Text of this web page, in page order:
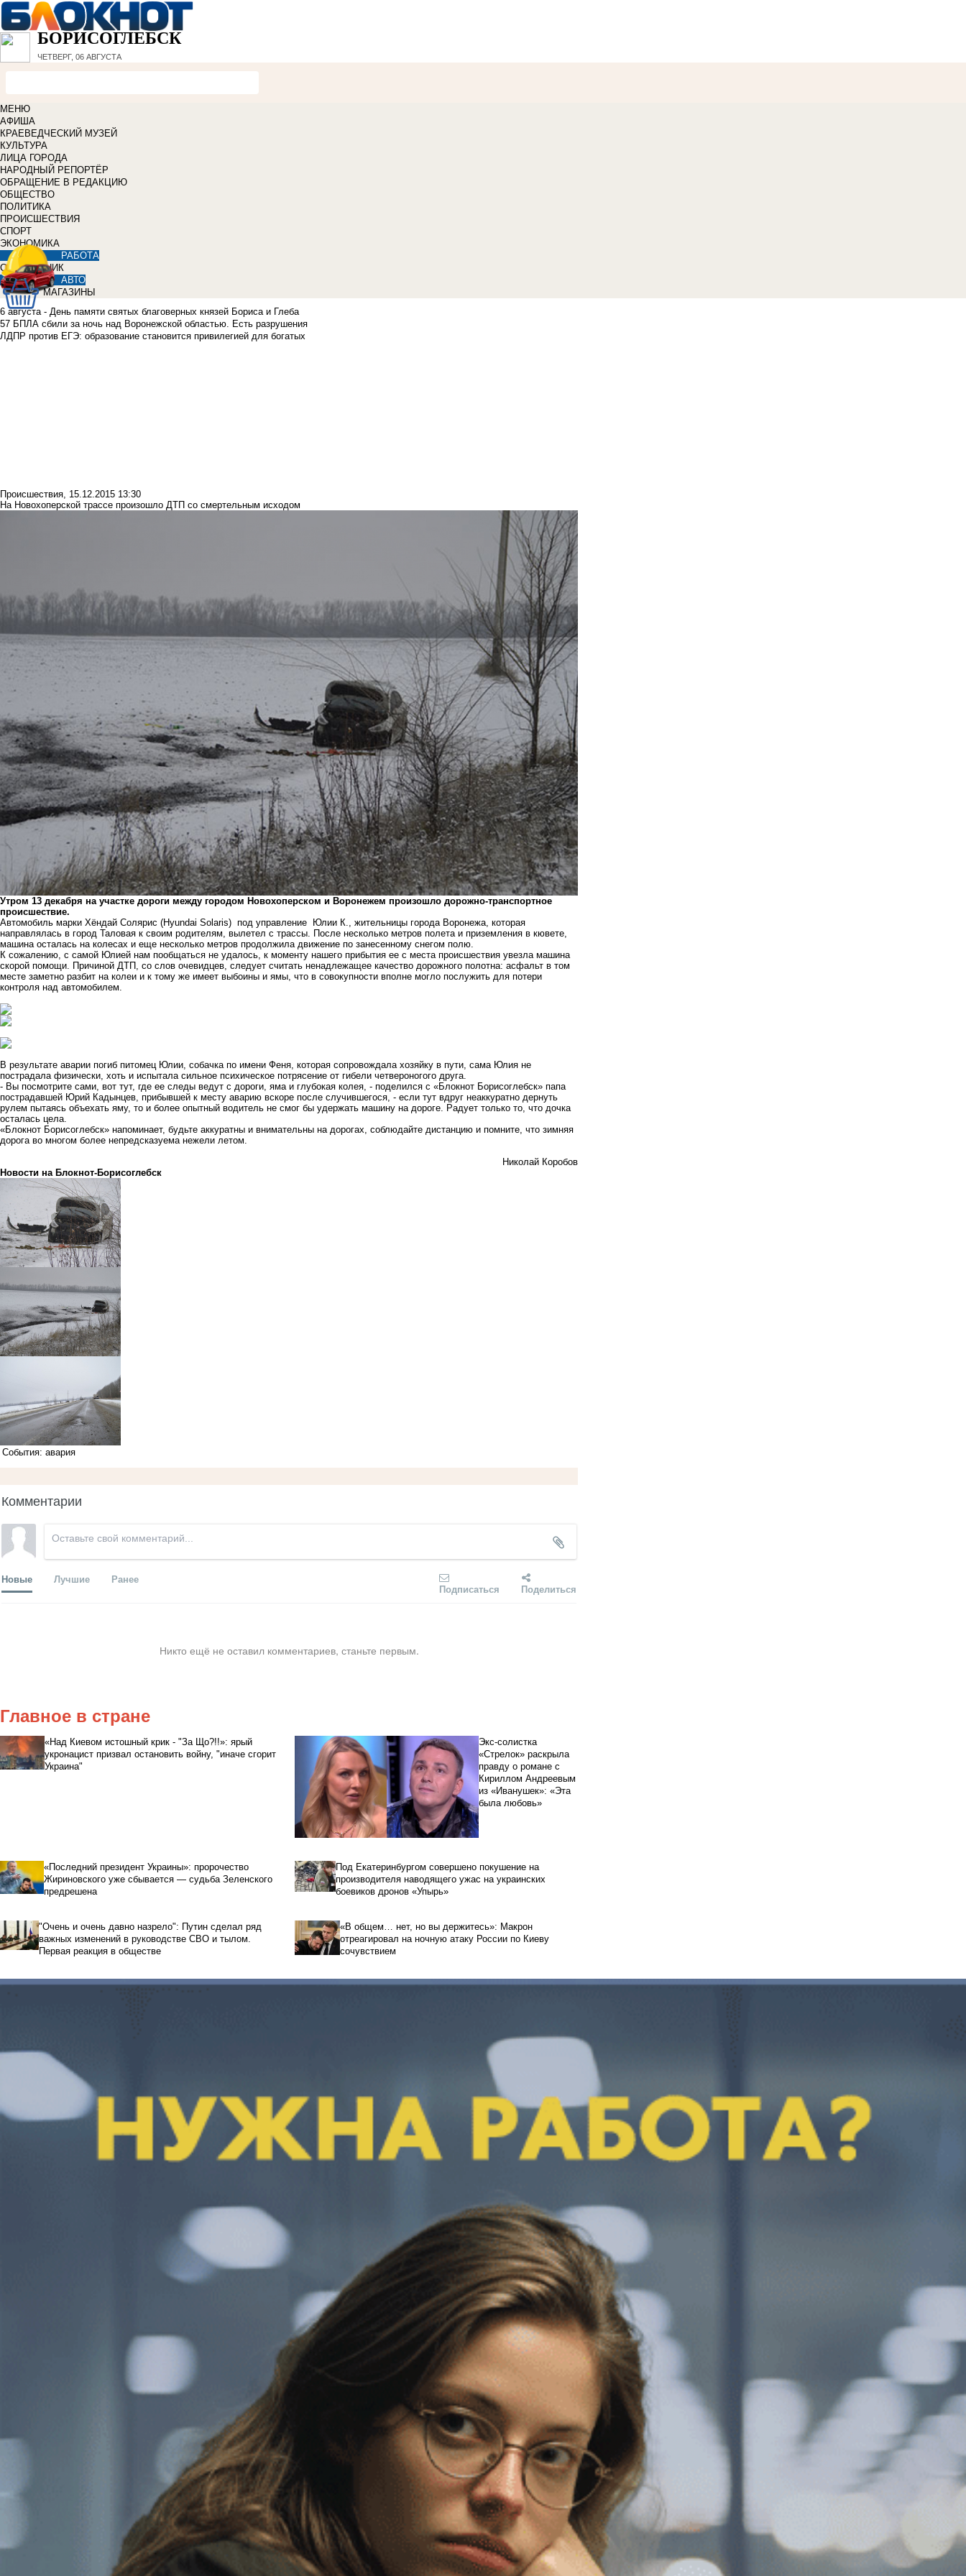
БОРИСОГЛЕБСК
ЧЕТВЕРГ, 06 АВГУСТА
МЕНЮ
АФИША
КРАЕВЕДЧЕСКИЙ МУЗЕЙ
КУЛЬТУРА
ЛИЦА ГОРОДА
НАРОДНЫЙ РЕПОРТЁР
ОБРАЩЕНИЕ В РЕДАКЦИЮ
ОБЩЕСТВО
ПОЛИТИКА
ПРОИСШЕСТВИЯ
СПОРТ
ЭКОНОМИКА
РАБОТА
СПРАВОЧНИК
АВТО
МАГАЗИНЫ
6 августа - День памяти святых благоверных князей Бориса и Глеба
57 БПЛА сбили за ночь над Воронежской областью. Есть разрушения
ЛДПР против ЕГЭ: образование становится привилегией для богатых
Происшествия, 15.12.2015 13:30
На Новохоперской трассе произошло ДТП со смертельным исходом
Утром 13 декабря на участке дороги между городом Новохоперском и Воронежем произошло дорожно-транспортное
происшествие.
Автомобиль марки Хёндай Солярис (Hyundai Solaris) под управление Юлии К., жительницы города Воронежа, которая
направлялась в город Таловая к своим родителям, вылетел с трассы. После несколько метров полета и приземления в кювете,
машина осталась на колесах и еще несколько метров продолжила движение по занесенному снегом полю.
К сожалению, с самой Юлией нам пообщаться не удалось, к моменту нашего прибытия ее с места происшествия увезла машина
скорой помощи. Причиной ДТП, со слов очевидцев, следует считать ненадлежащее качество дорожного полотна: асфальт в том
месте заметно разбит на колеи и к тому же имеет выбоины и ямы, что в совокупности вполне могло послужить для потери
контроля над автомобилем.
В результате аварии погиб питомец Юлии, собачка по имени Феня, которая сопровождала хозяйку в пути, сама Юлия не
пострадала физически, хоть и испытала сильное психическое потрясение от гибели четвероногого друга.
- Вы посмотрите сами, вот тут, где ее следы ведут с дороги, яма и глубокая колея, - поделился с «Блокнот Борисоглебск» папа
пострадавшей Юрий Кадынцев, прибывшей к месту аварию вскоре после случившегося, - если тут вдруг неаккуратно дернуть
рулем пытаясь объехать яму, то и более опытный водитель не смог бы удержать машину на дороге. Радует только то, что дочка
осталась цела.
«Блокнот Борисоглебск» напоминает, будьте аккуратны и внимательны на дорогах, соблюдайте дистанцию и помните, что зимняя
дорога во многом более непредсказуема нежели летом.
Николай Коробов
Новости на Блoкнoт-Борисоглебск
События: авария
Комментарии
Новые Лучшие Ранее
Подписаться Поделиться
Никто ещё не оставил комментариев, станьте первым.
Главное в стране
«Над Киевом истошный крик - "За Що?!!»: ярый
укронацист призвал остановить войну, "иначе сгорит
Украина"
Экс-солистка
«Стрелок» раскрыла
правду о романе с
Кириллом Андреевым
из «Иванушек»: «Эта
была любовь»
«Последний президент Украины»: пророчество
Жириновского уже сбывается — судьба Зеленского
предрешена
Под Екатеринбургом совершено покушение на
производителя наводящего ужас на украинских
боевиков дронов «Упырь»
"Очень и очень давно назрело": Путин сделал ряд
важных изменений в руководстве СВО и тылом.
Первая реакция в обществе
«В общем… нет, но вы держитесь»: Макрон
отреагировал на ночную атаку России по Киеву
сочувствием